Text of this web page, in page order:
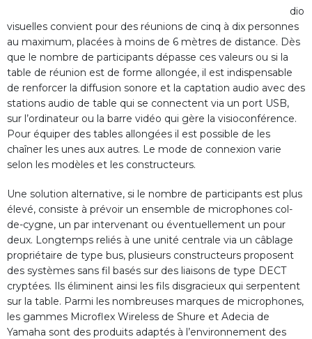
dio
visuelles convient pour des réunions de cinq à dix personnes
au maximum, placées à moins de 6 mètres de distance. Dès
que le nombre de participants dépasse ces valeurs ou si la
table de réunion est de forme allongée, il est indispensable
de renforcer la diffusion sonore et la captation audio avec des
stations audio de table qui se connectent via un port USB,
sur l’ordinateur ou la barre vidéo qui gère la visioconférence.
Pour équiper des tables allongées il est possible de les
chaîner les unes aux autres. Le mode de connexion varie
selon les modèles et les constructeurs.
Une solution alternative, si le nombre de participants est plus
élevé, consiste à prévoir un ensemble de microphones col-
de-cygne, un par intervenant ou éventuellement un pour
deux. Longtemps reliés à une unité centrale via un câblage
propriétaire de type bus, plusieurs constructeurs proposent
des systèmes sans fil basés sur des liaisons de type DECT
cryptées. Ils éliminent ainsi les fils disgracieux qui serpentent
sur la table. Parmi les nombreuses marques de microphones,
les gammes Microflex Wireless de Shure et Adecia de
Yamaha sont des produits adaptés à l’environnement des